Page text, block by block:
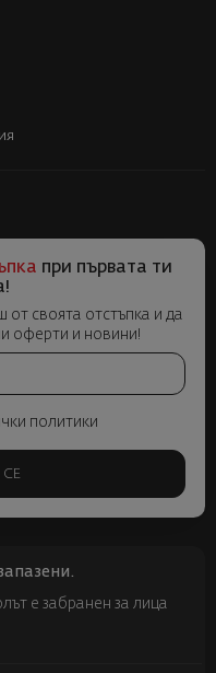
при първата ти
от своята отстъпка и да
оферти и новини!
политики
е забранен за лица